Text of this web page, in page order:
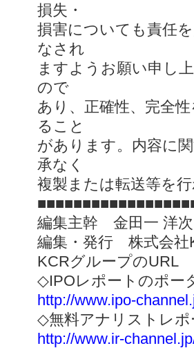
損失・
損害についても責任
なされ
ますようお願い申し
ので
あり、正確性、完全
ること
があります。内容に
承なく
複製または転送等を
編集主幹 金田一 洋
編集・発行 株式会社
KCRグループのURL
◇IPOレポートのポー
http://www.ipo-
◇無料アナリストレ
http://www.ir-